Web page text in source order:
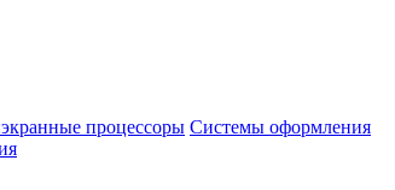
процессоры Системы оформления